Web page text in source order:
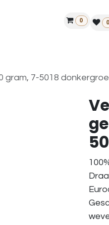
Vind een
0 0
gram, 7-5018